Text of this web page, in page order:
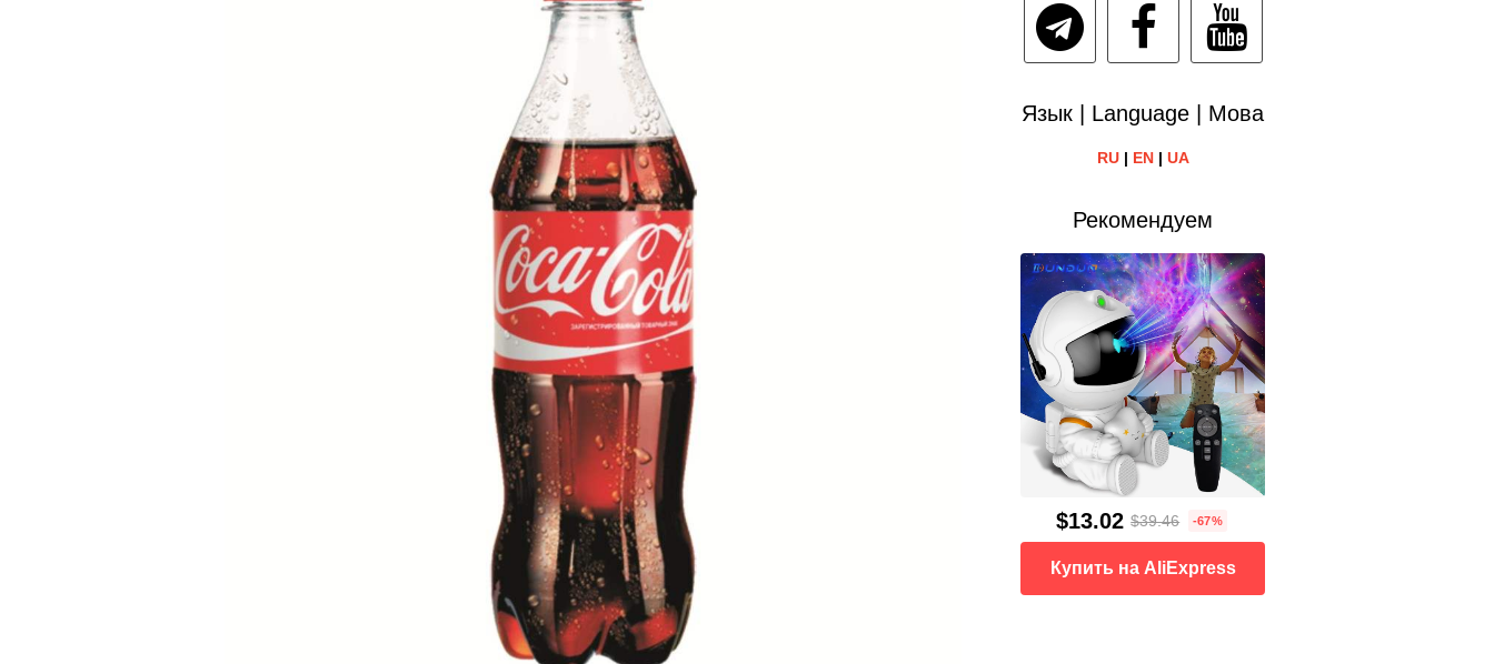
Язык | Language | Мова
RU| EN| UA
Рекомендуем
$13.02 $39.46 -67%
Купить на AliExpress